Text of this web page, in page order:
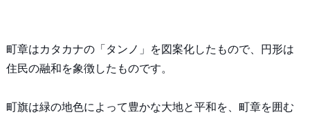
町章はカタカナの「タンノ」を図案化したもので、円形は
住民の融和を象徴したものです。
町旗は緑の地色によって豊かな大地と平和を、町章を囲む